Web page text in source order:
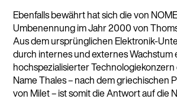
Ebenfalls bewährt hat sich die von
Umbenennung im Jahr 2000 von
Aus dem ursprünglichen Elektronik-
durch internes und externes Wachstum
hochspezialisierter
Name Thales – nach dem griechischen
von Milet – ist somit die Antwort auf die